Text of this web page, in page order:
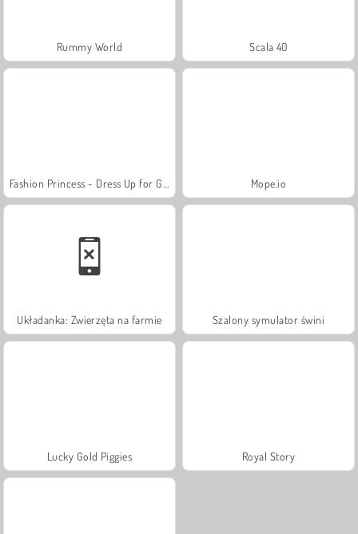
Rummy World Scala 40
Mope.io
Układanka: Zwierzęta na farmie Szalony symulator świni
Lucky Gold Piggies Royal Story